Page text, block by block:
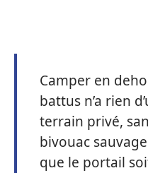
Camper en
battus n’a rien
terrain privé,
bivouac
que le portail